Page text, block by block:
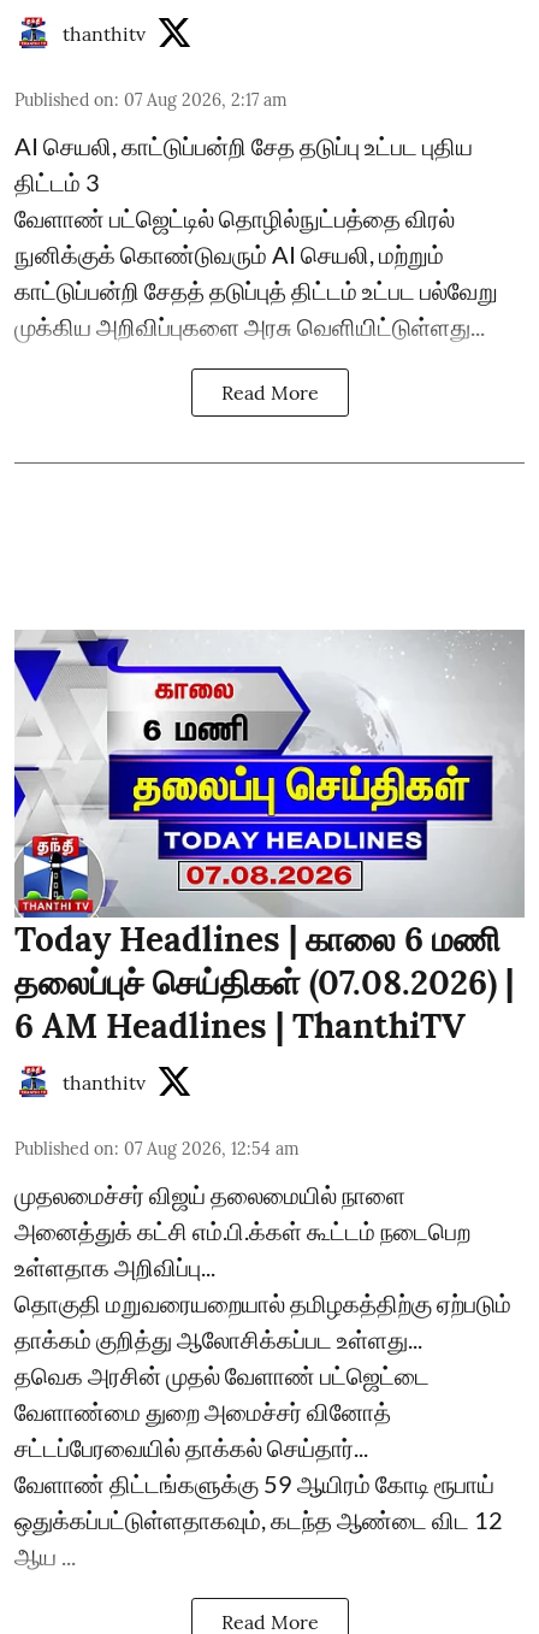
thanthitv
Published on: 07 Aug 2026, 2:17 am
AI செயலி, காட்டுப்பன்றி சேத தடுப்பு உட்பட புதிய
திட்டம் 3
வேளாண் பட்ஜெட்டில் தொழில்நுட்பத்தை விரல்
நுனிக்குக் கொண்டுவரும் AI செயலி, மற்றும்
காட்டுப்பன்றி சேதத் தடுப்புத் திட்டம் உட்பட பல்வேறு
முக்கிய அறிவிப்புகளை அரசு வெளியிட்டுள்ளது...
Read More
Today Headlines | காலை 6 மணி
தலைப்புச் செய்திகள் (07.08.2026) |
6 AM Headlines | ThanthiTV
thanthitv
Published on: 07 Aug 2026, 12:54 am
முதலமைச்சர் விஜய் தலைமையில் நாளை
அனைத்துக் கட்சி எம்.பி.க்கள் கூட்டம் நடைபெற
உள்ளதாக அறிவிப்பு...
தொகுதி மறுவரையறையால் தமிழகத்திற்கு ஏற்படும்
தாக்கம் குறித்து ஆலோசிக்கப்பட உள்ளது...
தவெக அரசின் முதல் வேளாண் பட்ஜெட்டை
வேளாண்மை துறை அமைச்சர் வினோத்
சட்டப்பேரவையில் தாக்கல் செய்தார்...
வேளாண் திட்டங்களுக்கு 59 ஆயிரம் கோடி ரூபாய்
ஒதுக்கப்பட்டுள்ளதாகவும், கடந்த ஆண்டை விட 12
ஆய ...
Read More